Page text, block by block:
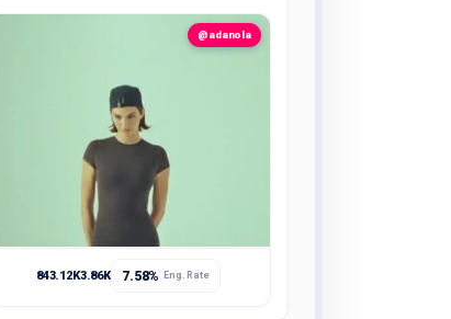
@adanola
843.12K3.86K 7.58% Eng. Rate